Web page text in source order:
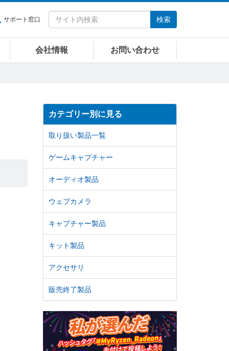
サポート窓口 検索
会社情報 お問い合わせ
カテゴリー別に見る
取り扱い製品一覧
ゲームキャプチャー
オーディオ製品
ウェブカメラ
キャプチャー製品
キット製品
アクセサリ
販売終了製品